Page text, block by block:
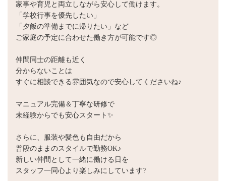
家事や育児と両立しながら安心して働けます。
「学校行事を優先したい」
「夕飯の準備までに帰りたい」など
ご家庭の予定に合わせた働き方が可能です◎
仲間同士の距離も近く
分からないことは
すぐに相談できる雰囲気なので安心してくださいね♪
マニュアル完備＆丁寧な研修で
未経験からでも安心スタート✨
さらに、服装や髪色も自由だから
普段のままのスタイルで勤務OK♪
新しい仲間として一緒に働ける日を
スタッフ一同心より楽しみにしています?